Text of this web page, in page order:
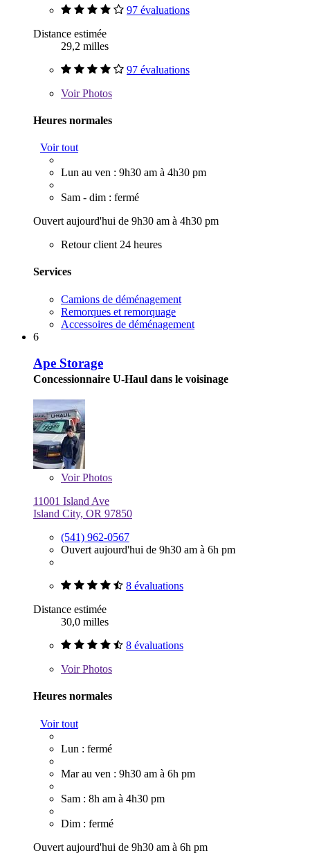
97 évaluations
Distance estimée
29,2 milles
97 évaluations
VoirPhotos
Heures normales
Voir tout
Lun au ven : 9h30 am à 4h30 pm
Sam - dim : fermé
Ouvert aujourd'hui de 9h30 am à 4h30 pm
Retour client 24 heures
Services
Camions de déménagement
Remorques et remorquage
Accessoires de déménagement
6
Ape Storage
Concessionnaire U-Haul dans le voisinage
VoirPhotos
11001 Island Ave
Island City, OR 97850
(541) 962-0567
Ouvert aujourd'hui de 9h30 am à 6h pm
8 évaluations
Distance estimée
30,0 milles
8 évaluations
VoirPhotos
Heures normales
Voir tout
Lun : fermé
Mar au ven : 9h30 am à 6h pm
Sam : 8h am à 4h30 pm
Dim : fermé
Ouvert aujourd'hui de 9h30 am à 6h pm